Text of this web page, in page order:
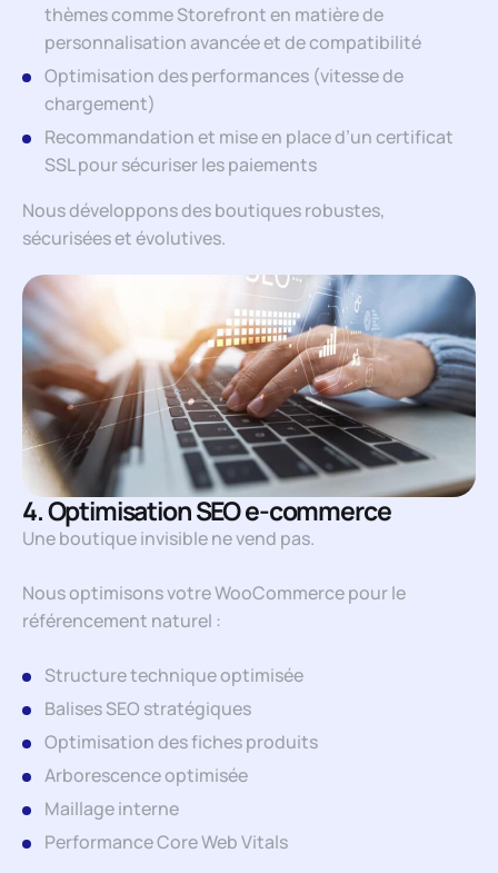
thèmes comme Storefront en matière de
personnalisation avancée et de compatibilité
Optimisation des performances (vitesse de
chargement)
Recommandation et mise en place d’un certificat
SSL pour sécuriser les paiements
Nous développons des boutiques robustes,
sécurisées et évolutives.
4. Optimisation SEO e-commerce
Une boutique invisible ne vend pas.
Nous optimisons votre WooCommerce pour le
référencement naturel :
Structure technique optimisée
Balises SEO stratégiques
Optimisation des fiches produits
Arborescence optimisée
Maillage interne
Performance Core Web Vitals